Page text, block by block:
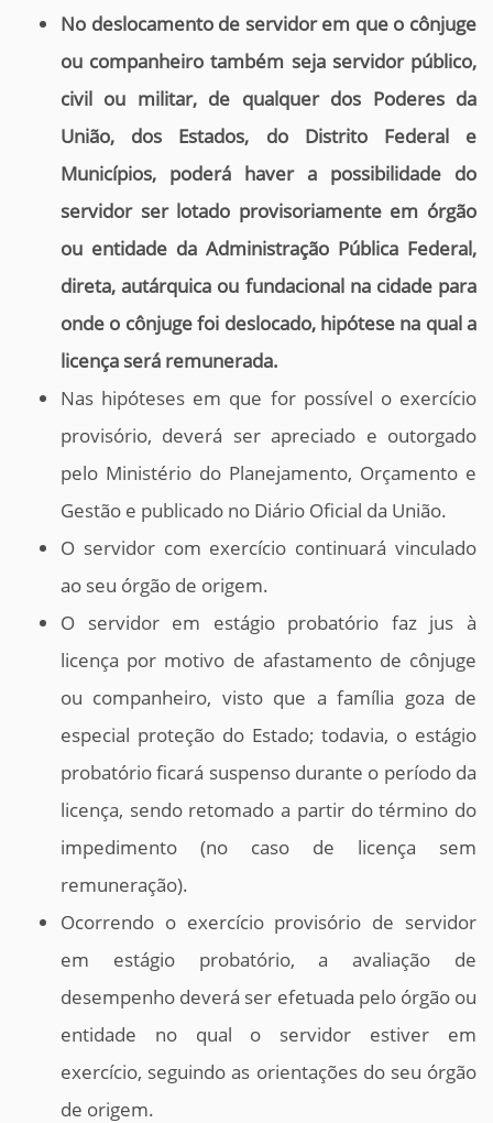
No deslocamento de servidor em que o cônjuge
ou companheiro também seja servidor público,
civil ou militar, de qualquer dos Poderes da
União, dos Estados, do Distrito Federal e
Municípios, poderá haver a possibilidade do
servidor ser lotado provisoriamente em órgão
ou entidade da Administração Pública Federal,
direta, autárquica ou fundacional na cidade para
onde o cônjuge foi deslocado, hipótese na qual a
licença será remunerada.
Nas hipóteses em que for possível o exercício
provisório, deverá ser apreciado e outorgado
pelo Ministério do Planejamento, Orçamento e
Gestão e publicado no Diário Oficial da União.
O servidor com exercício continuará vinculado
ao seu órgão de origem.
O servidor em estágio probatório faz jus à
licença por motivo de afastamento de cônjuge
ou companheiro, visto que a família goza de
especial proteção do Estado; todavia, o estágio
probatório ficará suspenso durante o período da
licença, sendo retomado a partir do término do
impedimento (no caso de licença sem
remuneração).
Ocorrendo o exercício provisório de servidor
em estágio probatório, a avaliação de
desempenho deverá ser efetuada pelo órgão ou
entidade no qual o servidor estiver em
exercício, seguindo as orientações do seu órgão
de origem.